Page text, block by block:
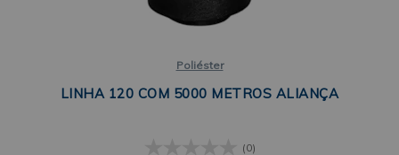
Poliéster
LINHA 120 COM 5000 METROS ALIANÇA
(0)